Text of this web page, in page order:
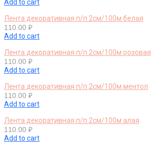
Add to cart
Лента декоративная п/п 2см/100м белая
110.00 ₽
Add to cart
Лента декоративная п/п 2см/100м розовая
110.00 ₽
Add to cart
Лента декоративная п/п 2см/100м ментол
110.00 ₽
Add to cart
Лента декоративная п/п 2см/100м алая
110.00 ₽
Add to cart